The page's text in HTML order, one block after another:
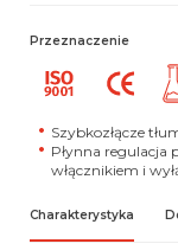
Przeznaczenie
Szybkozłącze
Płynna regulacja
włącznikiem i
Charakterystyka